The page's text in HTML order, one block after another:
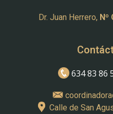
Dr. Juan Herrero, Nº
634 83 86
Calle de San